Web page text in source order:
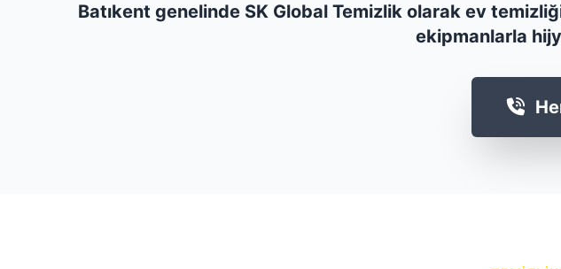
Batıkent genelinde SK Global Temizlik olarak ev
ekipmanlarla